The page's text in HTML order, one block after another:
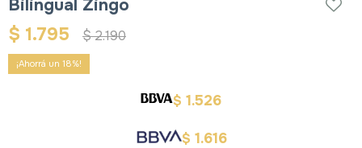
Bilingual Zingo
$ 1.795 $2.190
18
$ 1.526
$ 1.616